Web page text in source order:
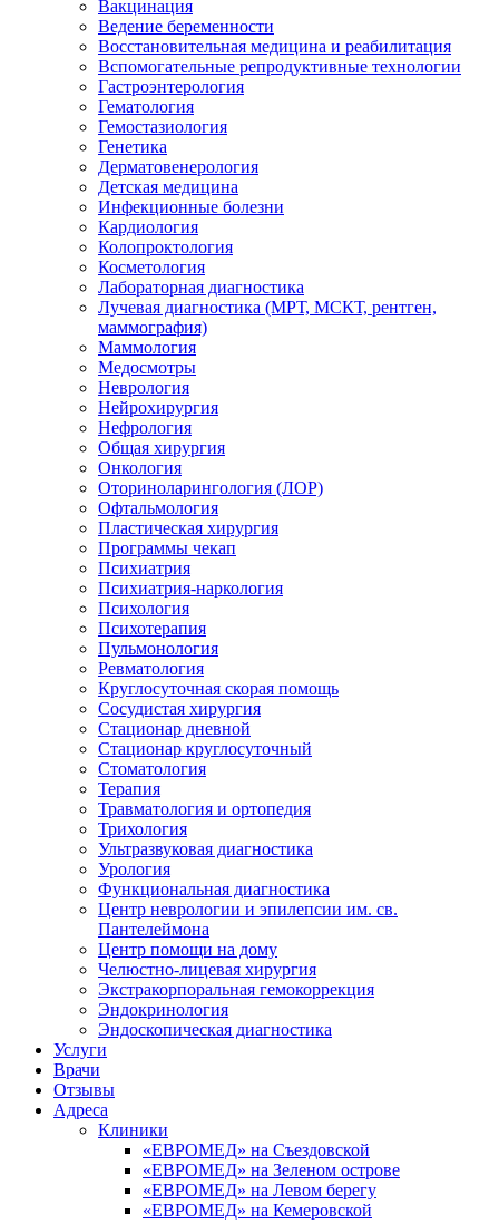
Вакцинация
Ведение беременности
Восстановительная медицина и реабилитация
Вспомогательные репродуктивные технологии
Гастроэнтерология
Гематология
Гемостазиология
Генетика
Дерматовенерология
Детская медицина
Инфекционные болезни
Кардиология
Колопроктология
Косметология
Лабораторная диагностика
Лучевая диагностика (МРТ, МСКТ, рентген,
маммография)
Маммология
Медосмотры
Неврология
Нейрохирургия
Нефрология
Общая хирургия
Онкология
Оториноларингология (ЛОР)
Офтальмология
Пластическая хирургия
Программы чекап
Психиатрия
Психиатрия-наркология
Психология
Психотерапия
Пульмонология
Ревматология
Круглосуточная скорая помощь
Сосудистая хирургия
Стационар дневной
Стационар круглосуточный
Стоматология
Терапия
Травматология и ортопедия
Трихология
Ультразвуковая диагностика
Урология
Функциональная диагностика
Центр неврологии и эпилепсии им. св.
Пантелеймона
Центр помощи на дому
Челюстно-лицевая хирургия
Экстракорпоральная гемокоррекция
Эндокринология
Эндоскопическая диагностика
Услуги
Врачи
Отзывы
Адреса
Клиники
«ЕВРОМЕД» на Съездовской
«ЕВРОМЕД» на Зеленом острове
«ЕВРОМЕД» на Левом берегу
«ЕВРОМЕД» на Кемеровской